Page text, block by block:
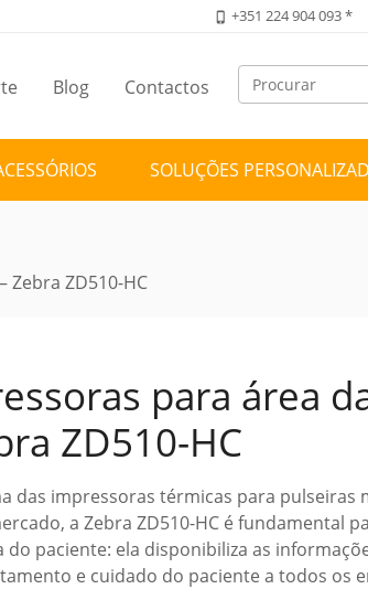
phone_iphone +351 224 904 093 *
Blog Contactos
SOLUÇÕES
Zebra ZD510-HC
para área
ZD510-HC
das impressoras térmicas para pulseiras
a Zebra ZD510-HC é fundamental
do paciente: ela disponibiliza as
e cuidado do paciente a todos os